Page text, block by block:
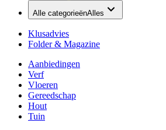
Alle categorieënAlles
Klusadvies
Folder & Magazine
Aanbiedingen
Verf
Vloeren
Gereedschap
Hout
Tuin